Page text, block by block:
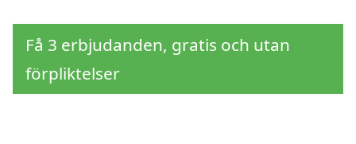
Få 3 erbjudanden, gratis och utan
förpliktelser